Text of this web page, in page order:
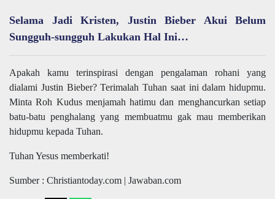
Selama Jadi Kristen, Justin Bieber Akui Belum
Sungguh-sungguh Lakukan Hal Ini…
Apakah kamu terinspirasi dengan pengalaman rohani yang
dialami Justin Bieber? Terimalah Tuhan saat ini dalam hidupmu.
Minta Roh Kudus menjamah hatimu dan menghancurkan setiap
batu-batu penghalang yang membuatmu gak mau memberikan
hidupmu kepada Tuhan.
Tuhan Yesus memberkati!
Sumber : Christiantoday.com | Jawaban.com